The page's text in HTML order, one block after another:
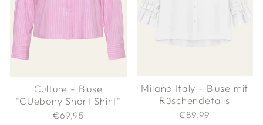
Culture - Bluse
"CUebony Short Shirt"
€69,95
Milano Italy - Bluse mit
Rüschendetails
€89,99